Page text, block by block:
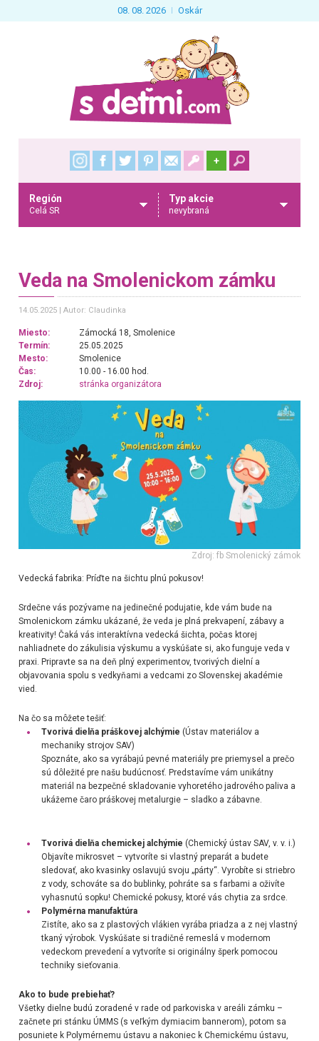
08. 08. 2026 Oskár
+
Región
Celá SR
Typ akcie
nevybraná
Veda na Smolenickom zámku
14.05.2025 Autor: Claudinka
Miesto:
Zámocká 18, Smolenice
Termín:
25.05.2025
Mesto:
Smolenice
Čas:
10.00 - 16.00 hod.
Zdroj:
stránka organizátora
Zdroj: fb Smolenický zámok
Vedecká fabrika: Príďte na šichtu plnú pokusov!
Srdečne vás pozývame na jedinečné podujatie, kde vám bude na
Smolenickom zámku ukázané, že veda je plná prekvapení, zábavy a
kreativity! Čaká vás interaktívna vedecká šichta, počas ktorej
nahliadnete do zákulisia výskumu a vyskúšate si, ako funguje veda v
praxi. Pripravte sa na deň plný experimentov, tvorivých dielní a
objavovania spolu s vedkyňami a vedcami zo Slovenskej akadémie
vied.
Na čo sa môžete tešiť:
Tvorivá dielňa práškovej alchýmie (Ústav materiálov a
mechaniky strojov SAV)
Spoznáte, ako sa vyrábajú pevné materiály pre priemysel a prečo
sú dôležité pre našu budúcnosť. Predstavíme vám unikátny
materiál na bezpečné skladovanie vyhoretého jadrového paliva a
ukážeme čaro práškovej metalurgie – sladko a zábavne.
Tvorivá dielňa chemickej alchýmie (Chemický ústav SAV, v. v. i.)
Objavíte mikrosvet – vytvoríte si vlastný preparát a budete
sledovať, ako kvasinky oslavujú svoju „párty“. Vyrobíte si striebro
z vody, schováte sa do bublinky, pohráte sa s farbami a oživíte
vyhasnutú sopku! Chemické pokusy, ktoré vás chytia za srdce.
Polymérna manufaktúra
Zistíte, ako sa z plastových vlákien vyrába priadza a z nej vlastný
tkaný výrobok. Vyskúšate si tradičné remeslá v modernom
vedeckom prevedení a vytvoríte si originálny šperk pomocou
techniky sieťovania.
Ako to bude prebiehať?
Všetky dielne budú zoradené v rade od parkoviska v areáli zámku –
začnete pri stánku ÚMMS (s veľkým dymiacim bannerom), potom sa
posuniete k Polymérnemu ústavu a nakoniec k Chemickému ústavu,